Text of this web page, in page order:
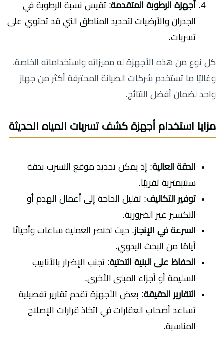
أجهزة الرطوبة المتقدمة: تقيس نسبة الرطوبة في
الجدران والأرضيات لتحديد المناطق التي قد تحتوي على
تسربات.
كل نوع من هذه الأجهزة له مميزاته واستخداماته الخاصة،
وغالبًا ما تستخدم شركات الصيانة المحترفة أكثر من جهاز
واحد لضمان أفضل النتائج.
مزايا استخدام أجهزة كشف تسربات المياه الحديثة
الدقة العالية: إذ يمكن تحديد موقع التسرب بدقة
سنتيمترية تقريبًا.
توفير التكاليف: تقليل الحاجة إلى أعمال الهدم أو
التكسير غير الضرورية.
السرعة في الإنجاز: حيث تختصر العملية ساعات وأحيانًا
أيامًا من البحث اليدوي.
الحفاظ على البنية التحتية: تجنب الإضرار بالأنابيب
السليمة أو أجزاء المبنى الأخرى.
التقارير الدقيقة: بعض الأجهزة تقدم تقارير تفصيلية
تساعد أصحاب العقارات في اتخاذ قرارات الإصلاح
المناسبة.